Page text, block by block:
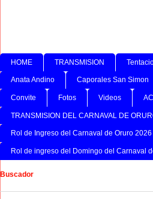
HOME TRANSMISION
Anata Andino Caporales San Simon
Convite Fotos Videos
TRANSMISION DEL CARNAVAL DE
Rol de Ingreso del Carnaval de Oruro 2026
Rol de ingreso del Domingo del Carnaval
Buscador